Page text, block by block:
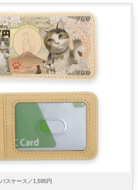
パスケース／1,595円